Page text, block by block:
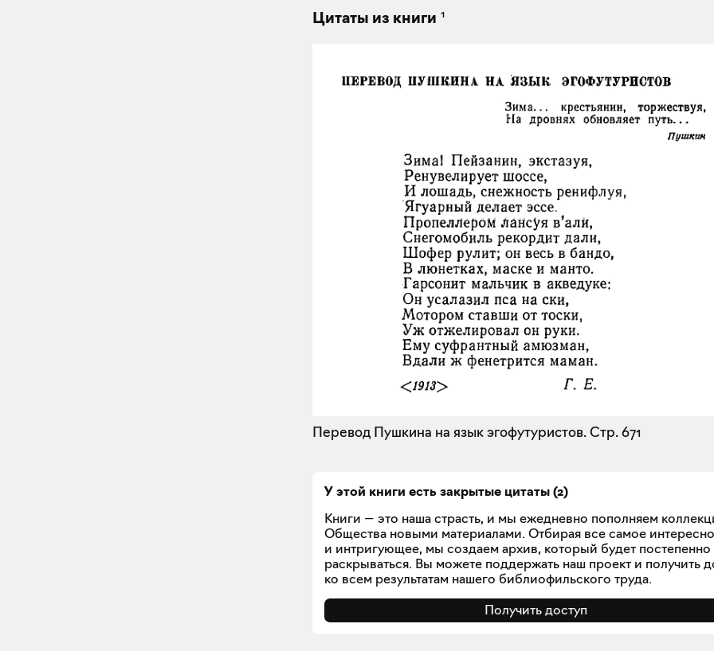
Цитаты из книги 1
Перевод Пушкина на язык эгофутуристов. Стр. 671
У этой книги есть закрытые цитаты (2)
Книги — это наша страсть, и мы ежедневно пополняем
Общества новыми материалами. Отбирая все самое
и интригующее, мы создаем архив, который будет постепенно
раскрываться. Вы можете поддержать наш проект и получить
ко всем результатам нашего библиофильского труда.
Получить доступ